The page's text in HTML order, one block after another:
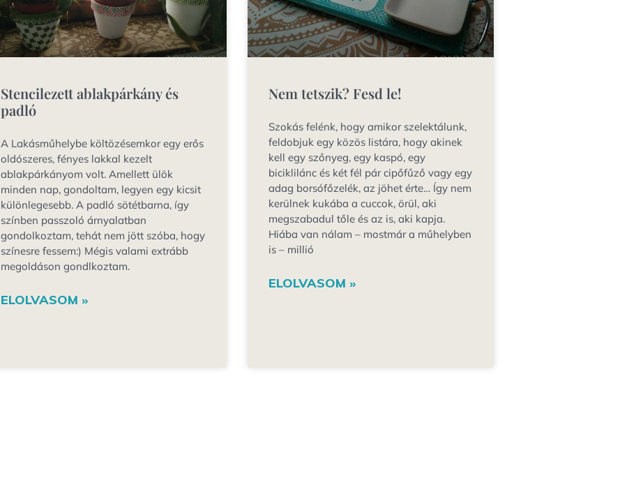
Stencilezett ablakpárkány és
padló
A Lakásműhelybe költözésemkor egy erős
oldószeres, fényes lakkal kezelt
ablakpárkányom volt. Amellett ülök
minden nap, gondoltam, legyen egy kicsit
különlegesebb. A padló sötétbarna, így
színben passzoló árnyalatban
gondolkoztam, tehát nem jött szóba, hogy
színesre fessem:) Mégis valami extrább
megoldáson gondlkoztam.
ELOLVASOM »
Nem tetszik? Fesd le!
Szokás felénk, hogy amikor szelektálunk,
feldobjuk egy közös listára, hogy akinek
kell egy szőnyeg, egy kaspó, egy
biciklilánc és két fél pár cipőfűző vagy egy
adag borsófőzelék, az jöhet érte… Így nem
kerülnek kukába a cuccok, örül, aki
megszabadul tőle és az is, aki kapja.
Hiába van nálam – mostmár a műhelyben
is – millió
ELOLVASOM »